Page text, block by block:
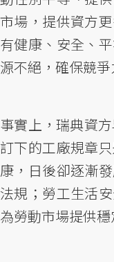
市場，提供資方
有健康、安全、
源不絕，確保競爭
事實上，瑞典資
訂下的工廠規章
康，日後卻逐漸
法規；勞工生活
為勞動市場提供穩